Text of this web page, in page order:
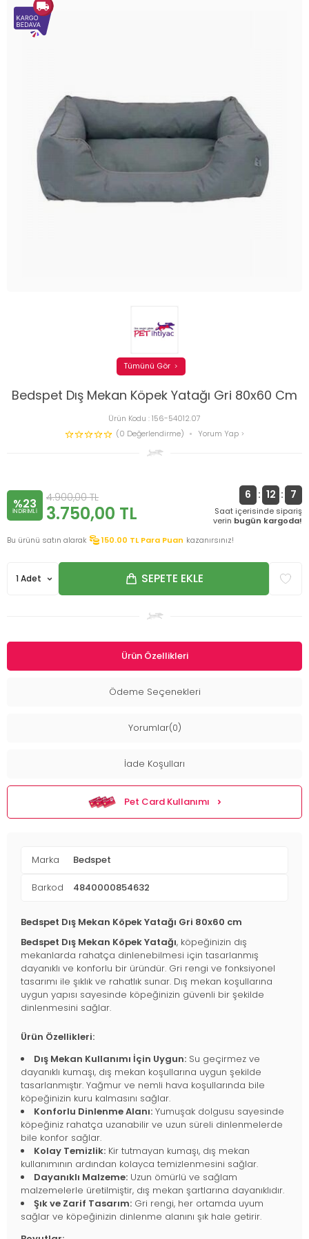
Bedspet Dış Mekan Köpek Yatağı Gri 80x60 Cm
Ürün Kodu :156-54012.07
(0 Değerlendirme)
Yorum Yap
Tümünü Gör
%23
INDIRIMLI
4.900,00TL
3.750,00 TL
6 : 12 : 7
Saat içerisinde sipariş
verin bugün kargoda!
Bu ürünü satın alarak
150.00 TL Para Puan kazanırsınız!
SEPETE EKLE
Ürün Özellikleri
Ödeme Seçenekleri
Yorumlar(0)
İade Koşulları
Pet Card Kullanımı
Marka Bedspet
Barkod 4840000854632
Bedspet Dış Mekan Köpek Yatağı Gri 80x60 cm
Bedspet Dış Mekan Köpek Yatağı, köpeğinizin dış
mekanlarda rahatça dinlenebilmesi için tasarlanmış
dayanıklı ve konforlu bir üründür. Gri rengi ve fonksiyonel
tasarımı ile şıklık ve rahatlık sunar. Dış mekan koşullarına
uygun yapısı sayesinde köpeğinizin güvenli bir şekilde
dinlenmesini sağlar.
Ürün Özellikleri:
Dış Mekan Kullanımı İçin Uygun: Su geçirmez ve
dayanıklı kumaşı, dış mekan koşullarına uygun şekilde
tasarlanmıştır. Yağmur ve nemli hava koşullarında bile
köpeğinizin kuru kalmasını sağlar.
Konforlu Dinlenme Alanı: Yumuşak dolgusu sayesinde
köpeğiniz rahatça uzanabilir ve uzun süreli dinlenmelerde
bile konfor sağlar.
Kolay Temizlik: Kir tutmayan kumaşı, dış mekan
kullanımının ardından kolayca temizlenmesini sağlar.
Dayanıklı Malzeme: Uzun ömürlü ve sağlam
malzemelerle üretilmiştir, dış mekan şartlarına dayanıklıdır.
Şık ve Zarif Tasarım: Gri rengi, her ortamda uyum
sağlar ve köpeğinizin dinlenme alanını şık hale getirir.